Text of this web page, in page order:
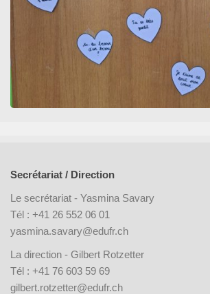
Secrétariat / Direction
Le secrétariat - Yasmina Savary
Tél : +41 26 552 06 01
yasmina.savary@edufr.ch
La direction - Gilbert Rotzetter
Tél : +41 76 603 59 69
gilbert.rotzetter@edufr.ch